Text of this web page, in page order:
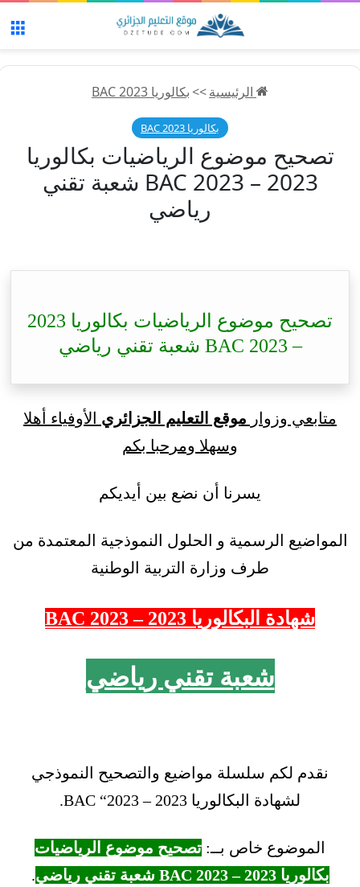
الرئيسية>>بكالوريا 2023 BAC
بكالوريا 2023 BAC
تصحيح موضوع الرياضيات بكالوريا
2023 – BAC 2023 شعبة تقني
رياضي
تصحيح موضوع الرياضيات بكالوريا 2023
– BAC 2023 شعبة تقني رياضي
متابعي وزوار موقع التعليم الجزائري الأوفياء أهلا
وسهلا ومرحبا بكم
يسرنا أن نضع بين أيديكم
المواضيع الرسمية و الحلول النموذجية المعتمدة من
طرف وزارة التربية الوطنية
شهادة البكالوريا 2023 – 2023 BAC
شعبة تقني رياضي
نقدم لكم سلسلة مواضيع والتصحيح النموذجي
لشهادة البكالوريا 2023 – BAC “2023.
الموضوع خاص بــ: تصحيح موضوع الرياضيات
بكالوريا 2023 – BAC 2023 شعبة تقني رياضي
.